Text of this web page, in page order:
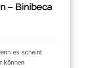
– Binibeca
es scheint
können